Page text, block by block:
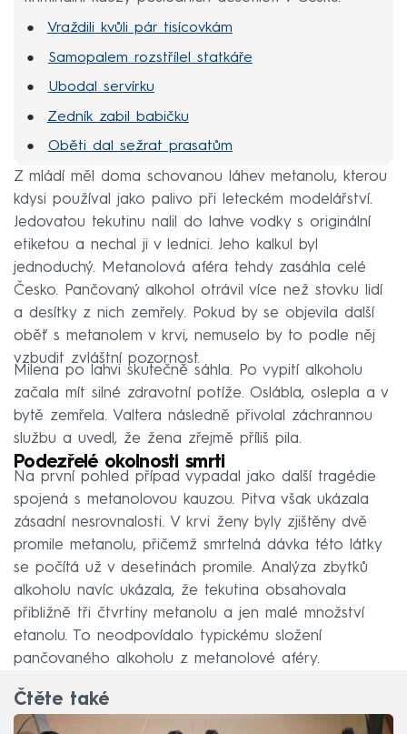
Vraždili kvůli pár tisícovkám
Samopalem rozstřílel statkáře
Ubodal servírku
Zedník zabil babičku
Oběti dal sežrat prasatům
Zavraždil nevlastní dcery
Devět dní žil s mrtvolami
Z mládí měl doma schovanou láhev metanolu, kterou
kdysi používal jako palivo při leteckém modelářství.
Jedovatou tekutinu nalil do lahve vodky s originální
etiketou a nechal ji v lednici. Jeho kalkul byl
jednoduchý. Metanolová aféra tehdy zasáhla celé
Česko. Pančovaný alkohol otrávil více než stovku lidí
a desítky z nich zemřely. Pokud by se objevila další
oběť s metanolem v krvi, nemuselo by to podle něj
vzbudit zvláštní pozornost.
Milena po lahvi skutečně sáhla. Po vypití alkoholu
začala mít silné zdravotní potíže. Oslábla, oslepla a v
bytě zemřela. Valtera následně přivolal záchrannou
službu a uvedl, že žena zřejmě příliš pila.
Podezřelé okolnosti smrti
Na první pohled případ vypadal jako další tragédie
spojená s metanolovou kauzou. Pitva však ukázala
zásadní nesrovnalosti. V krvi ženy byly zjištěny dvě
promile metanolu, přičemž smrtelná dávka této látky
se počítá už v desetinách promile. Analýza zbytků
alkoholu navíc ukázala, že tekutina obsahovala
přibližně tři čtvrtiny metanolu a jen malé množství
etanolu. To neodpovídalo typickému složení
pančovaného alkoholu z metanolové aféry.
Čtěte také